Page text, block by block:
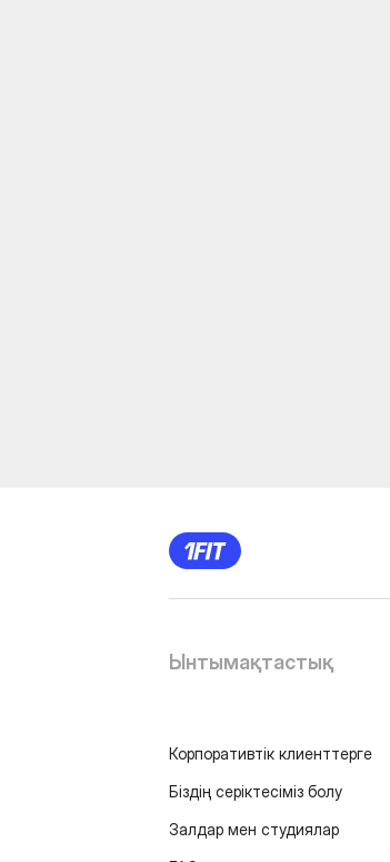
Ынтымақтастық
Корпоративтік клиенттерге
Біздің серіктесіміз болу
Залдар мен студиялар